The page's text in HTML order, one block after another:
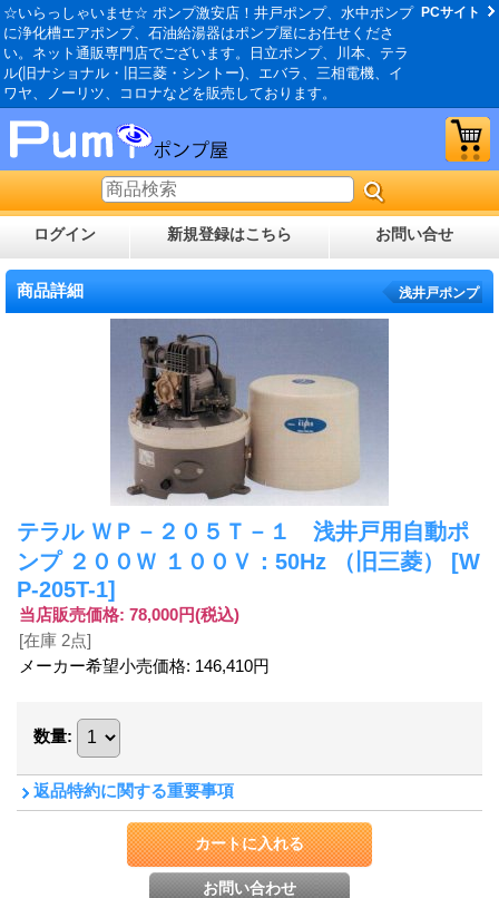
☆いらっしゃいませ☆ ポンプ激安店！井戸ポンプ、水中ポンプ
に浄化槽エアポンプ、石油給湯器はポンプ屋にお任せくださ
い。ネット通販専門店でございます。日立ポンプ、川本、テラ
ル(旧ナショナル・旧三菱・シントー)、エバラ、三相電機、イ
ワヤ、ノーリツ、コロナなどを販売しております。
PCサイト
ログイン 新規登録はこちら お問い合せ
商品詳細 浅井戸ポンプ
テラル ＷＰ－２０５Ｔ－１ 浅井戸用自動ポ
ンプ ２００Ｗ １００Ｖ：50Hz （旧三菱） [W
P-205T-1]
当店販売価格: 78,000円(税込)
[在庫 2点]
メーカー希望小売価格: 146,410円
数量:
返品特約に関する重要事項